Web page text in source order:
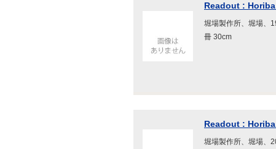
Readout :
堀場製作所、堀場、
冊 30cm
Readout :
堀場製作所、堀場、